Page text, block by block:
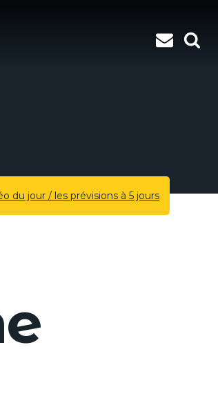
du jour / les prévisions à 5 jours